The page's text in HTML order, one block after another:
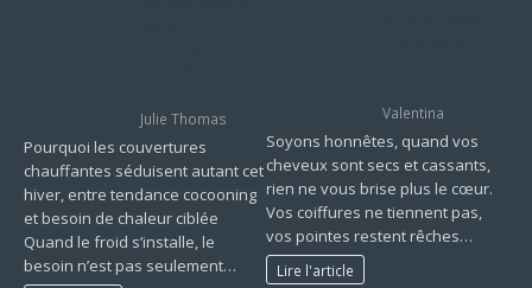
Julie Thomas
Pourquoi les couvertures
chauffantes séduisent autant cet
hiver, entre tendance cocooning
et besoin de chaleur ciblée
Quand le froid s’installe, le
besoin n’est pas seulement…
Valentina
Soyons honnêtes, quand vos
cheveux sont secs et cassants,
rien ne vous brise plus le cœur.
Vos coiffures ne tiennent pas,
vos pointes restent rêches…
Lire l'article